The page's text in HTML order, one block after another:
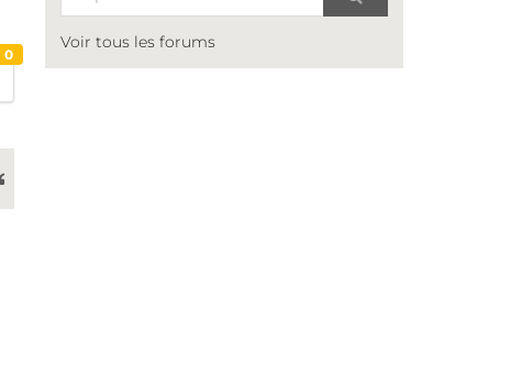
0
Voir tous les forums